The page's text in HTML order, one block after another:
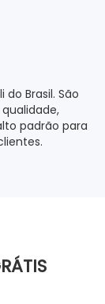
Brasil. São
padrão para